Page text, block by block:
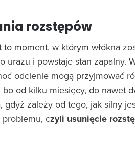
rozstępów
moment, w którym włókna
urazu i powstaje stan zapalny.
odcienie mogą przyjmować
od kilku miesięcy, do nawet
gdyż zależy od tego, jak silny
czyli usunięcie